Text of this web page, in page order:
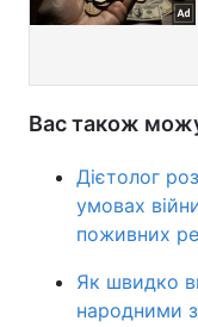
Вас також
Дієтолог
умовах
поживних
Як швидко
народними